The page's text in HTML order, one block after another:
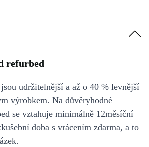
refurbed
udržitelnější a až o 40 % levnější
výrobkem. Na důvěryhodné
se vztahuje minimálně 12měsíční
doba s vrácením zdarma, a to